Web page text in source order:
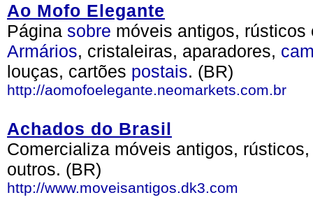
Ao Mofo Elegante
Página sobre móveis antigos,
Armários, cristaleiras, aparadores,
louças, cartões postais. (BR)
http://aomofoelegante.neomarkets.com.br
Achados do Brasil
Comercializa móveis antigos,
outros. (BR)
http://www.moveisantigos.dk3.com